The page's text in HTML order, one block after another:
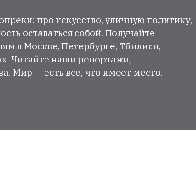
про искусство, уличную политику,
оставаться собой. Получайте
в Москве, Петербурге, Тбилиси,
Читайте наши репортажи,
Мир — есть все, что имеет место.